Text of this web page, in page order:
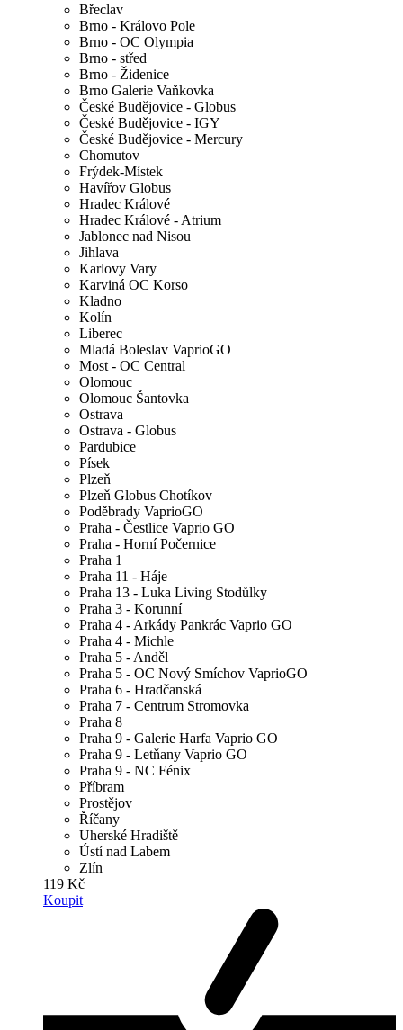
Břeclav
Brno - Královo Pole
Brno - OC Olympia
Brno - střed
Brno - Židenice
Brno Galerie Vaňkovka
České Budějovice - Globus
České Budějovice - IGY
České Budějovice - Mercury
Chomutov
Frýdek-Místek
Havířov Globus
Hradec Králové
Hradec Králové - Atrium
Jablonec nad Nisou
Jihlava
Karlovy Vary
Karviná OC Korso
Kladno
Kolín
Liberec
Mladá Boleslav VaprioGO
Most - OC Central
Olomouc
Olomouc Šantovka
Ostrava
Ostrava - Globus
Pardubice
Písek
Plzeň
Plzeň Globus Chotíkov
Poděbrady VaprioGO
Praha - Čestlice Vaprio GO
Praha - Horní Počernice
Praha 1
Praha 11 - Háje
Praha 13 - Luka Living Stodůlky
Praha 3 - Korunní
Praha 4 - Arkády Pankrác Vaprio GO
Praha 4 - Michle
Praha 5 - Anděl
Praha 5 - OC Nový Smíchov VaprioGO
Praha 6 - Hradčanská
Praha 7 - Centrum Stromovka
Praha 8
Praha 9 - Galerie Harfa Vaprio GO
Praha 9 - Letňany Vaprio GO
Praha 9 - NC Fénix
Příbram
Prostějov
Říčany
Uherské Hradiště
Ústí nad Labem
Zlín
119 Kč
Koupit